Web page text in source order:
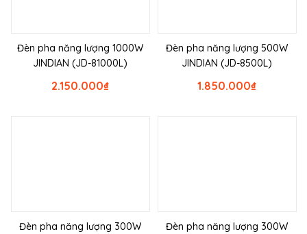
Đèn pha năng lượng 1000W
JINDIAN (JD-81000L)
₫
2.150.000
Đèn pha năng lượng 500W
JINDIAN (JD-8500L)
₫
1.850.000
Đèn pha năng lượng 300W
Đèn pha năng lượng 300W